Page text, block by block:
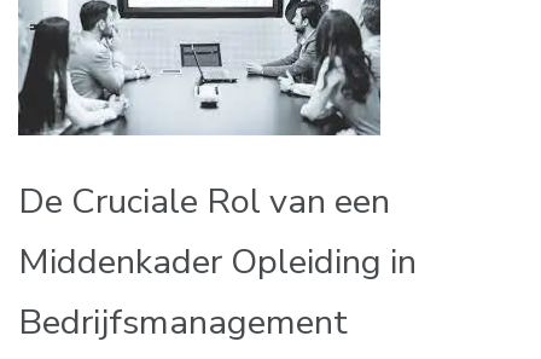
De Cruciale Rol van een
Middenkader Opleiding in
Bedrijfsmanagement